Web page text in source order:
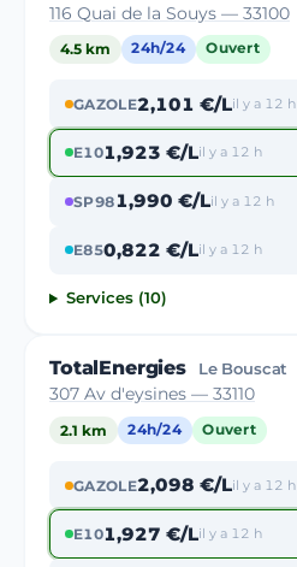
116 Quai de la Souys — 33100
4.5 km 24h/24 Ouvert
GAZOLE2,101 €/Lil y a 12 h
E101,923 €/Lil y a 12 h
SP981,990 €/Lil y a 12 h
E850,822 €/Lil y a 12 h
Services (10)
TotalEnergies Le Bouscat
307 Av d'eysines — 33110
2.1 km 24h/24 Ouvert
GAZOLE2,098 €/Lil y a 12 h
E101,927 €/Lil y a 12 h